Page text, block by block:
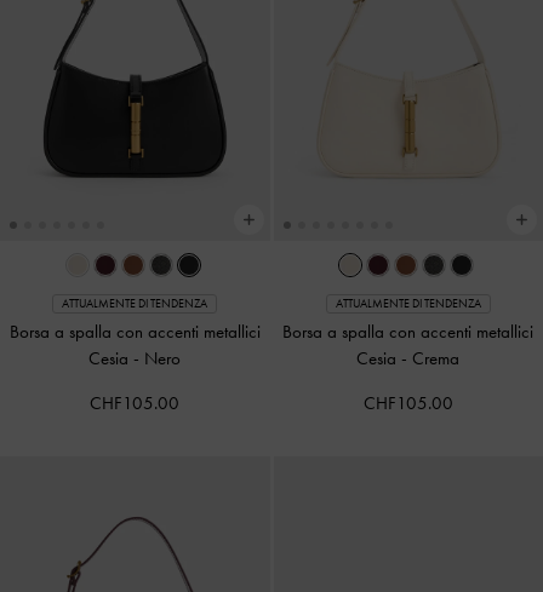
ATTUALMENTE DI TENDENZA
Borsa a spalla con accenti metallici
Cesia - Nero
CHF105.00
ATTUALMENTE DI TENDENZA
Borsa a spalla con accenti metallici
Cesia - Crema
CHF105.00